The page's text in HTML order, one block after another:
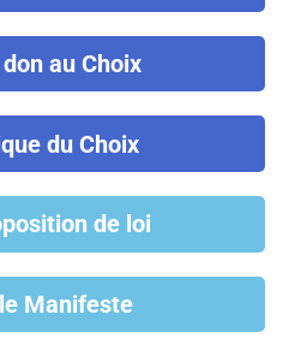
au Choix
du Choix
de loi
Manifeste